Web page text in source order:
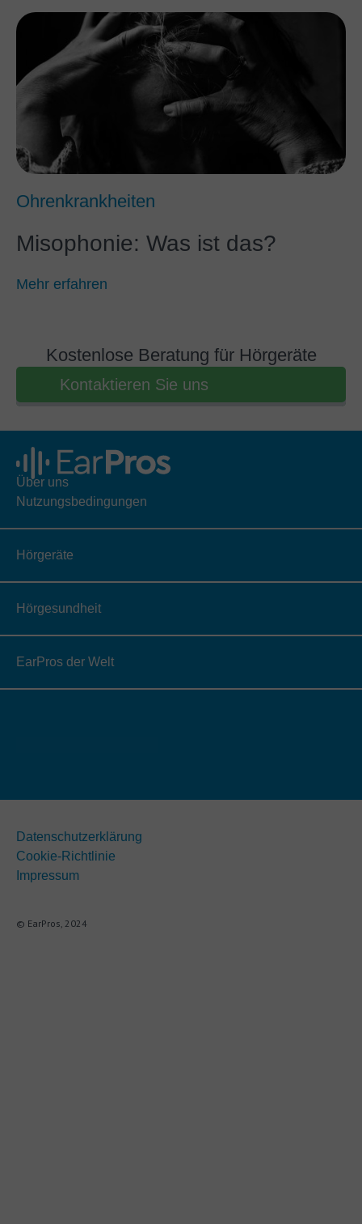
Ohrenkrankheiten
Misophonie: Was ist das?
Mehr erfahren
Kostenlose Beratung für Hörgeräte
Kontaktieren Sie uns
Über uns
Nutzungsbedingungen
Hörgeräte
Hörgesundheit
EarPros der Welt
Datenschutzerklärung
Cookie-Richtlinie
Impressum
© EarPros, 2024